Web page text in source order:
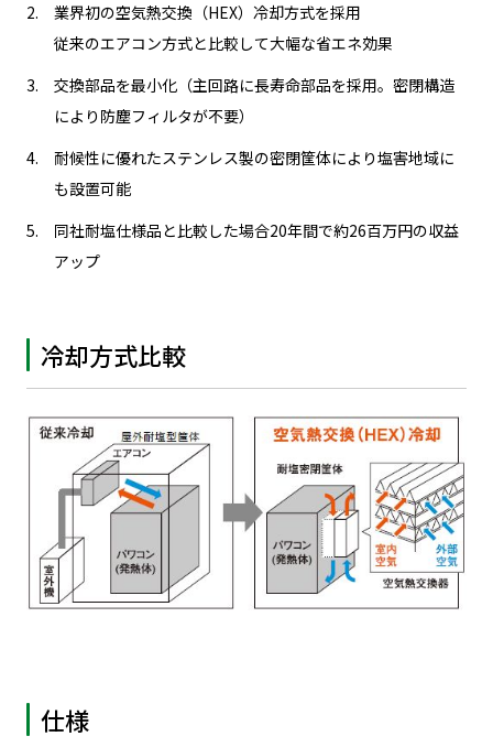
業界初の空気熱交換（HEX）冷却方式を採用
従来のエアコン方式と比較して大幅な省エネ効果
交換部品を最小化（主回路に長寿命部品を採用。密閉構造
により防塵フィルタが不要）
耐候性に優れたステンレス製の密閉筐体により塩害地域に
も設置可能
同社耐塩仕様品と比較した場合20年間で約26百万円の収益
アップ
冷却方式比較
仕様